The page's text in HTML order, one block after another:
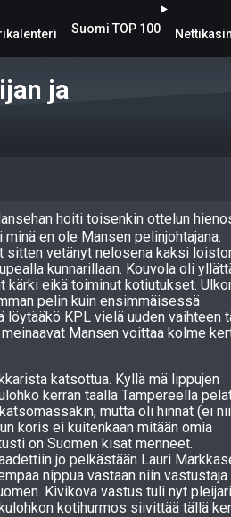
Suomi TOP 100
ja
hoiti toisenkin ottelun
en ole Mansen pelinjohtajana.
sitten vetänyt nelosena kaksi
kunnarillaan. Kouvola oli
eikä toiminut kotiutukset.
pelin kuin ensimmäisessä
KPL vielä uuden vaihteen
Mansen voittaa kolme
katsottua. Kyllä mä lippujen
kerran täällä Tampereella
mutta oli hinnat (ei
koris ei kuitenkaan mitään omia
on Suomen kisat menneet.
jo pelkästään Lauri
nippua vastaan niin vastustaja
Kivikova vastus tuli nyt
kotihurmos siivittää tällä